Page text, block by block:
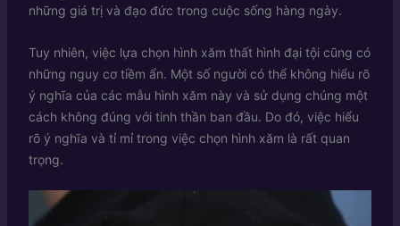
những giá trị và đạo đức trong cuộc sống hàng ngày.
Tuy nhiên, việc lựa chọn hình xăm thất hình đại tội cũng có
những nguy cơ tiềm ẩn. Một số người có thể không hiểu rõ
ý nghĩa của các mẫu hình xăm này và sử dụng chúng một
cách không đúng với tinh thần ban đầu. Do đó, việc hiểu
rõ ý nghĩa và tỉ mỉ trong việc chọn hình xăm là rất quan
trọng.